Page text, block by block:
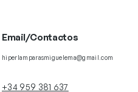
Email/Contactos
hiperlamparasmiguelema@gmail.com
+34 959 381 637